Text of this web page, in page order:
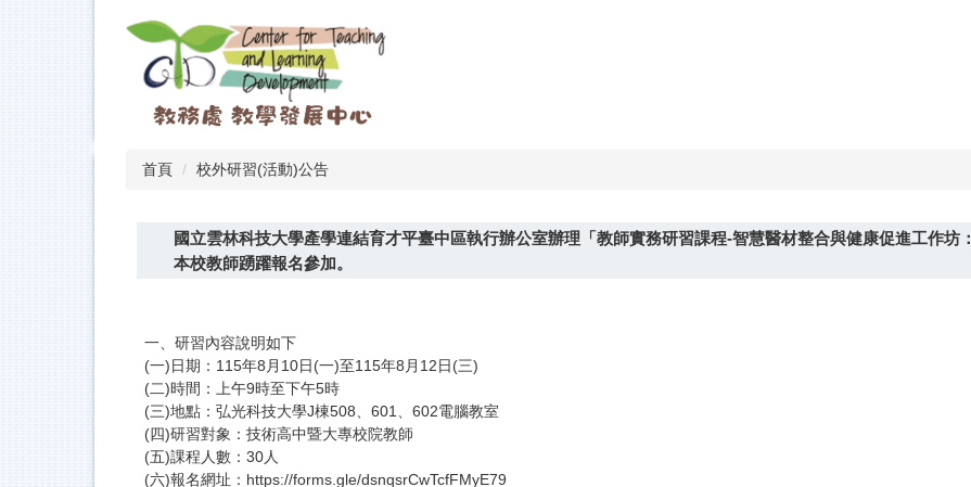
首頁
校外研習(活動)公告
國立雲林科技大學產學連結育才平臺中區執行辦公室辦理「教師實務研習課程-智慧醫材整合與健康促進工作坊
本校教師踴躍報名參加。
一、研習內容說明如下
(一)日期：115年8月10日(一)至115年8月12日(三)
(二)時間：上午9時至下午5時
(三)地點：弘光科技大學J棟508、601、602電腦教室
(四)研習對象：技術高中暨大專校院教師
(五)課程人數：30人
(六)報名網址：https://forms.gle/dsnqsrCwTcfFMyE79